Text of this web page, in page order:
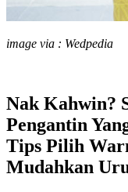
image via : Wedpedia
Nak Kahwin?
Pengantin
Tips Pilih
Mudahkan